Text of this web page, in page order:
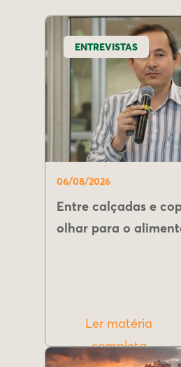
ENTREVISTAS
06/08/2026
Entre calçadas e
olhar para o
Ler matéria
completa